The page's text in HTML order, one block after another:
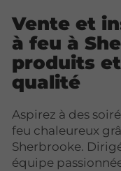
Vente et
à feu à
produits
qualité
Aspirez à des
feu chaleureux
Sherbrooke.
équipe